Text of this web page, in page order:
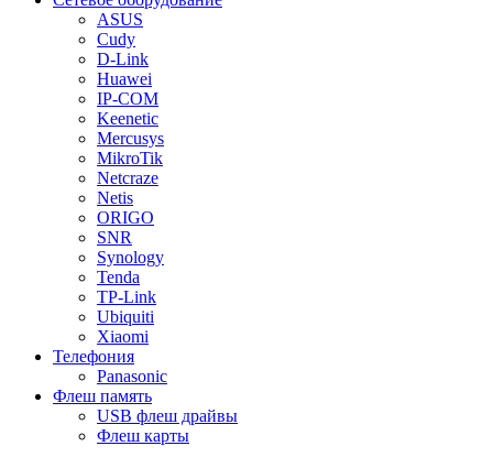
ASUS
Cudy
D-Link
Huawei
IP-COM
Keenetic
Mercusys
MikroTik
Netcraze
Netis
ORIGO
SNR
Synology
Tenda
TP-Link
Ubiquiti
Xiaomi
Телефония
Panasonic
Флеш память
USB флеш драйвы
Флеш карты